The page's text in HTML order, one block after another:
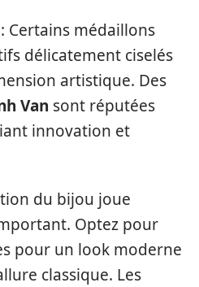
: Certains médaillons
délicatement ciselés
artistique. Des
Van sont réputées
innovation et
du bijou joue
Optez pour
pour un look moderne
classique. Les